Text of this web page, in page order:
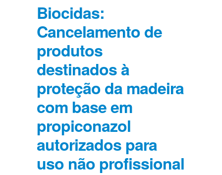
Biocidas:
Cancelamento de
produtos
destinados à
proteção da madeira
com base em
propiconazol
autorizados para
uso não profissional